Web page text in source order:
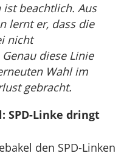
beachtlich. Aus
lernt er, dass die
nicht
diese Linie
Wahl im
gebracht.
SPD-Linke dringt
den SPD-Linken